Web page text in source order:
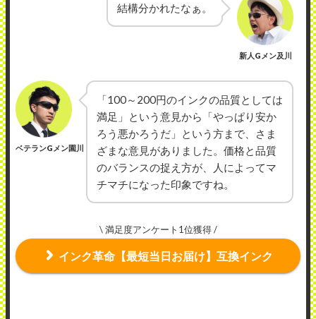
結構分かれたなぁ。
新人Gメン及川
ベテランGメン園川
「100～200円のインクの品質としては
満足」という意見から「やっぱり安か
ろう悪かろうだ」という方まで、さま
ざまな意見がありました。価格と品質
のバランスの捉え方が、人によってマ
チマチになった印象ですね。
\ 満足度アンケート1位獲得 /
インク革命【最短当日お届け】互換インク